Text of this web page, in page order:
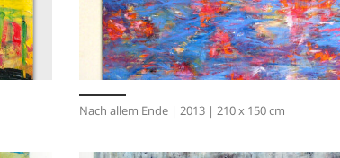
Nach allem Ende | 2013 | 210 x 150 cm